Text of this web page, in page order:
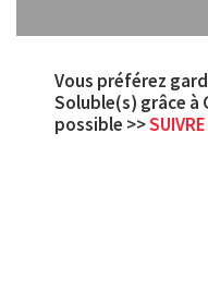
Vous préférez
Soluble(s) grâce à
possible >>SUIVRE